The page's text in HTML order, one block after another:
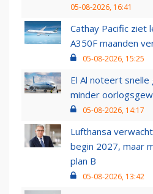
05-08-2026, 16:41
Cathay Pacific ziet
A350F maanden
05-08-2026, 15:25
El Al noteert
minder
05-08-2026, 14:17
Lufthansa
begin 2027, maar
plan B
05-08-2026, 13:42